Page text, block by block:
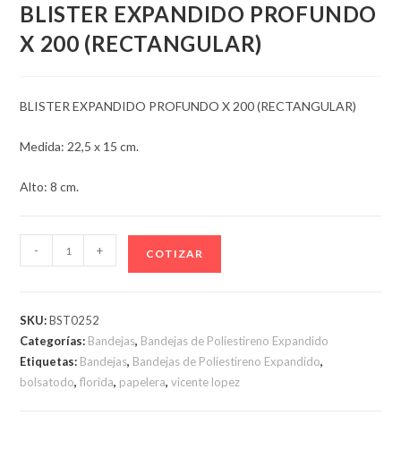
BLISTER EXPANDIDO PROFUNDO
X 200 (RECTANGULAR)
BLISTER EXPANDIDO PROFUNDO X 200 (RECTANGULAR)
Medida: 22,5 x 15 cm.
Alto: 8 cm.
BLISTER
EXPANDIDO
200
(RECTANGULAR)
cantidad
- + COTIZAR
SKU:BST0252
Categorías: Bandejas, Bandejas de Poliestireno Expandido
Etiquetas: Bandejas, Bandejas de Poliestireno Expandido,
bolsatodo,florida, papelera,vicente lopez